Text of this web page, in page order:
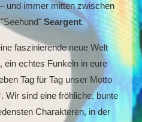
und immer mitten zwischen
Seargent.
faszinierende neue Welt
ein echtes Funkeln in eure
Tag für Tag unser Motto
. Wir sind eine fröhliche, bunte
Charakteren, in der